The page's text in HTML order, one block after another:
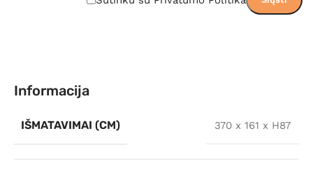
Informacija
IŠMATAVIMAI (CM) 370 x 161 x H87